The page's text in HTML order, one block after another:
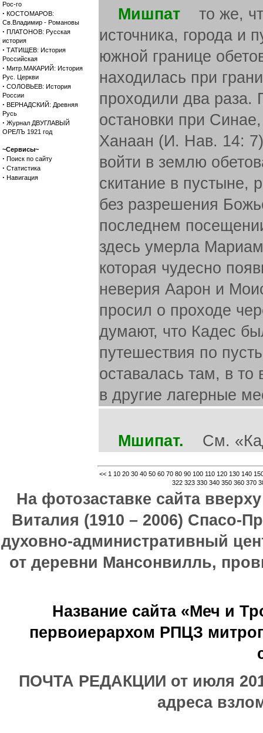
Рос-го
· КОСТОМАРОВ:
Св.Владимир - Романовы
· ПЛАТОНОВ: Русская
история
· ТАТИЩЕВ: История
Российская
· Митр.МАКАРИЙ: История
Рус. Церкви
· СОЛОВЬЕВ: История
России
· ВЕРНАДСКИЙ: Древняя
Русь
· Журнал ДВУГЛАВЫЙ
ОРЕЛЪ 1921 год
~Сервисы~
· Поиск по сайту
· Статистика
· Навигация
Мишпат то же,
источника, города и
южной границе
находилась при
проходили два раза.
остановки при
Ханаан (И. Нав. 14:
войти в землю
скитание в пустыне,
без разрешения
последнем
здесь умерла
которая чудесно
неверия Аарон и
просил о проходе
думают, что Кадес
путешествия по
оставалась там, в
в другие лагерные
Мшипат. См.
<< 1 10 20 30 40 50 60 70 80 90 100 110 120 130 140
322 323 330 340 350 360 370
На фотозаставке сайта
Виталия (1910 – 2006) Спасо-
духовно-административный
от деревни Мансонвилль,
Название сайта «Меч и
первоиерархом РПЦЗ
ПОЧТА РЕДАКЦИИ от июля
адреса